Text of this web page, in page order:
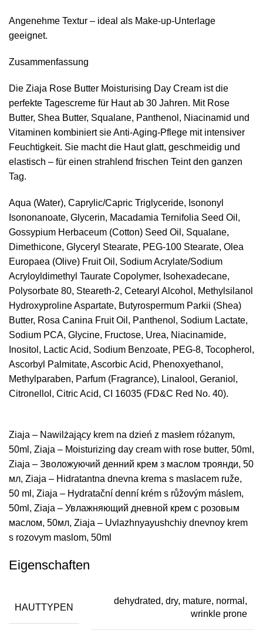
Angenehme Textur – ideal als Make-up-Unterlage
geeignet.
Zusammenfassung
Die Ziaja Rose Butter Moisturising Day Cream ist die
perfekte Tagescreme für Haut ab 30 Jahren. Mit Rose
Butter, Shea Butter, Squalane, Panthenol, Niacinamid und
Vitaminen kombiniert sie Anti-Aging-Pflege mit intensiver
Feuchtigkeit. Sie macht die Haut glatt, geschmeidig und
elastisch – für einen strahlend frischen Teint den ganzen
Tag.
Aqua (Water), Caprylic/Capric Triglyceride, Isononyl
Isononanoate, Glycerin, Macadamia Ternifolia Seed Oil,
Gossypium Herbaceum (Cotton) Seed Oil, Squalane,
Dimethicone, Glyceryl Stearate, PEG-100 Stearate, Olea
Europaea (Olive) Fruit Oil, Sodium Acrylate/Sodium
Acryloyldimethyl Taurate Copolymer, Isohexadecane,
Polysorbate 80, Steareth-2, Cetearyl Alcohol, Methylsilanol
Hydroxyproline Aspartate, Butyrospermum Parkii (Shea)
Butter, Rosa Canina Fruit Oil, Panthenol, Sodium Lactate,
Sodium PCA, Glycine, Fructose, Urea, Niacinamide,
Inositol, Lactic Acid, Sodium Benzoate, PEG-8, Tocopherol,
Ascorbyl Palmitate, Ascorbic Acid, Phenoxyethanol,
Methylparaben, Parfum (Fragrance), Linalool, Geraniol,
Citronellol, Citric Acid, CI 16035 (FD&C Red No. 40).
Ziaja – Nawilżający krem ​​na dzień z masłem różanym,
50ml, Ziaja – Moisturizing day cream with rose butter, 50ml,
Ziaja – Зволожуючий денний крем з маслом троянди, 50
мл, Ziaja – Hidratantna dnevna krema s maslacem ruže,
50 ml, Ziaja – Hydratační denní krém s růžovým máslem,
50ml, Ziaja – Увлажняющий дневной крем с розовым
маслом, 50мл, Ziaja – Uvlazhnyayushchiy dnevnoy krem
s rozovym maslom, 50ml
Eigenschaften
HAUTTYPEN
dehydrated, dry, mature, normal ,
wrinkle prone